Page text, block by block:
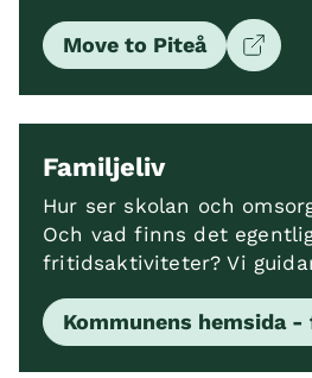
Move to Piteå
Familjeliv
Hur ser skolan och
Och vad finns det
fritidsaktiviteter? Vi
Kommunens hemsida